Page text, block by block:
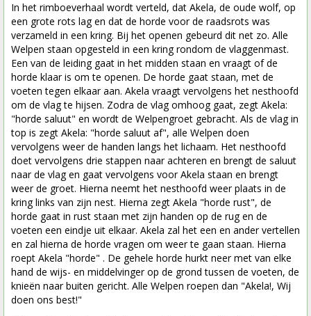
In het rimboeverhaal wordt verteld, dat Akela, de oude wolf, op
een grote rots lag en dat de horde voor de raadsrots was
verzameld in een kring. Bij het openen gebeurd dit net zo. Alle
Welpen staan opgesteld in een kring rondom de vlaggenmast.
Een van de leiding gaat in het midden staan en vraagt of de
horde klaar is om te openen. De horde gaat staan, met de
voeten tegen elkaar aan. Akela vraagt vervolgens het nesthoofd
om de vlag te hijsen. Zodra de vlag omhoog gaat, zegt Akela:
"horde saluut" en wordt de Welpengroet gebracht. Als de vlag in
top is zegt Akela: "horde saluut af", alle Welpen doen
vervolgens weer de handen langs het lichaam. Het nesthoofd
doet vervolgens drie stappen naar achteren en brengt de saluut
naar de vlag en gaat vervolgens voor Akela staan en brengt
weer de groet. Hierna neemt het nesthoofd weer plaats in de
kring links van zijn nest. Hierna zegt Akela "horde rust", de
horde gaat in rust staan met zijn handen op de rug en de
voeten een eindje uit elkaar. Akela zal het een en ander vertellen
en zal hierna de horde vragen om weer te gaan staan. Hierna
roept Akela "horde" . De gehele horde hurkt neer met van elke
hand de wijs- en middelvinger op de grond tussen de voeten, de
knieën naar buiten gericht. Alle Welpen roepen dan "Akela!, Wij
doen ons best!"